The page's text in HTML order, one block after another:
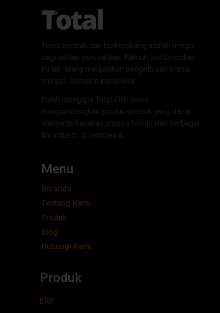
Terus tumbuh dan berkembang adalah mimpi
bagi setiap perusahaan. Namun, pertumbuhan
ini tak jarang menjadikan pengelolaan bisnis
menjadi semakin kompleks.
Itulah mengapa Total ERP terus
mengembangkan produk-produk yang dapat
menyederhanakan proses bisnis dari berbagai
lini industri di Indonesia.
Menu
Beranda
Tentang Kami
Produk
Blog
Hubungi Kami
Produk
ERP